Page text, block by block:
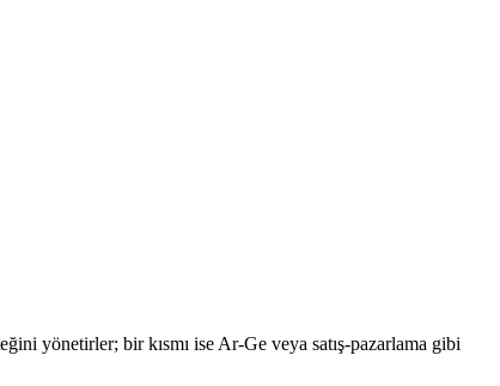
yönetirler; bir kısmı ise Ar-Ge veya satış-pazarlama gibi